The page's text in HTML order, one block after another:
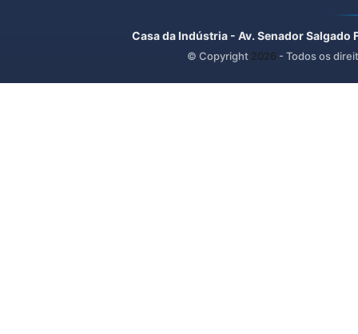
Casa da Indústria - Av. Senador
© Copyright 2026 - Todos os